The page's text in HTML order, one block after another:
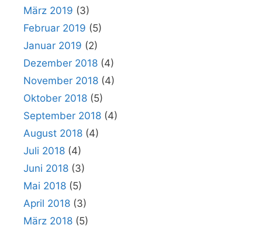
März 2019 (3)
Februar 2019 (5)
Januar 2019 (2)
Dezember 2018 (4)
November 2018 (4)
Oktober 2018 (5)
September 2018 (4)
August 2018 (4)
Juli 2018 (4)
Juni 2018 (3)
Mai 2018 (5)
April 2018 (3)
März 2018 (5)